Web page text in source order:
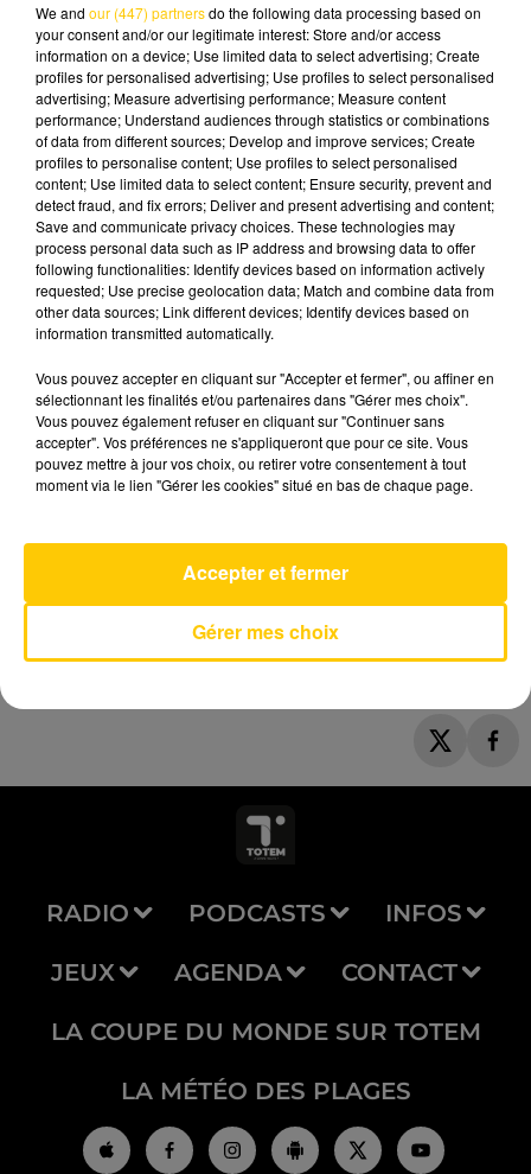
19 juin 2026 - 4 min 10 sec
L'INFO DE LA HAUTE-LOIRE DU
19/06/26 À 08H00
Ecoutez sur Totem l'information dans le Cantal,
le pays de Brioude et Issoire avec les reportages
de nos journalistes sur le terrain.
Texas Hold 'em
BEYONCE
RADIO PODCASTS INFOS
JEUX AGENDA CONTACT
LA COUPE DU MONDE SUR TOTEM
LA MÉTÉO DES PLAGES
We and our (447) partnersdo the following data processing based on
your consent and/or our legitimate interest: Store and/or access
information on a device; Use limited data to select advertising; Create
profiles for personalised advertising; Use profiles to select personalised
advertising; Measure advertising performance; Measure content
performance; Understand audiences through statistics or combinations
of data from different sources; Develop and improve services; Create
profiles to personalise content; Use profiles to select personalised
content; Use limited data to select content; Ensure security, prevent and
detect fraud, and fix errors; Deliver and present advertising and content;
Save and communicate privacy choices. These technologies may
process personal data such as IP address and browsing data to offer
following functionalities: Identify devices based on information actively
requested; Use precise geolocation data; Match and combine data from
other data sources; Link different devices; Identify devices based on
information transmitted automatically.
Vous pouvez accepter en cliquant sur "Accepter et fermer", ou affiner en
sélectionnant les finalités et/ou partenaires dans "Gérer mes choix".
Vous pouvez également refuser en cliquant sur "Continuer sans
accepter". Vos préférences ne s'appliqueront que pour ce site. Vous
pouvez mettre à jour vos choix, ou retirer votre consentement à tout
moment via le lien "Gérer les cookies" situé en bas de chaque page.
Gérer mes choix
Accepter et fermer